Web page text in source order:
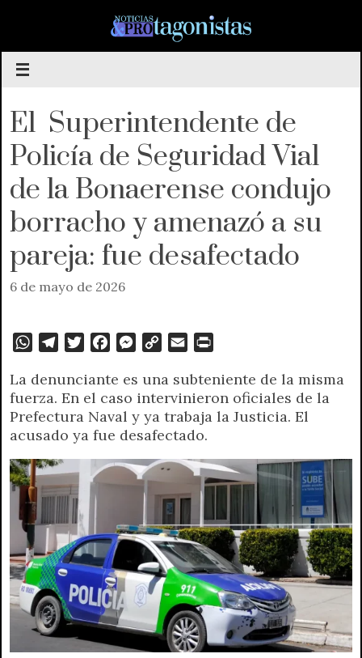
contenido
El Superintendente de
Policía de Seguridad Vial
de la Bonaerense condujo
borracho y amenazó a su
pareja: fue desafectado
6 de mayo de 2026
W
a
t
s
A
p
p
l
e
g
r
a
m
i
t
t
e
r
c
e
b
o
o
M
s
s
e
n
g
e
p
y
L
i
n
k
a
i
l
i
n
t
r
i
n
d
l
y
La denunciante es una subteniente de la misma
fuerza. En el caso intervinieron oficiales de la
Prefectura Naval y ya trabaja la Justicia. El
acusado ya fue desafectado.